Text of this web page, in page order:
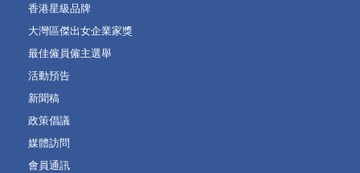
香港星級品牌
大灣區傑出女企業家獎
最佳僱員僱主選舉
活動預告
新聞稿
政策倡議
媒體訪問
會員通訊